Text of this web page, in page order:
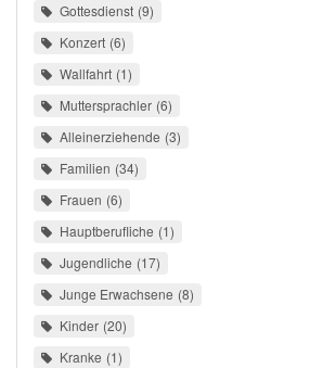
Gottesdienst 9
Konzert 6
Wallfahrt 1
Muttersprachler 6
Alleinerziehende 3
Familien 34
Frauen 6
Hauptberufliche 1
Jugendliche 17
Junge Erwachsene 8
Kinder 20
Kranke 1